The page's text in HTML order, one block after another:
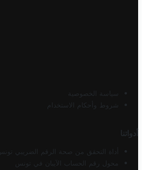
سياسة الخصوصية
شروط وأحكام الاستخدام
أدواتنا
أداة التحقق من صحة الرقم الضريبي تونس
محول رقم الحساب الآيبان في تونس